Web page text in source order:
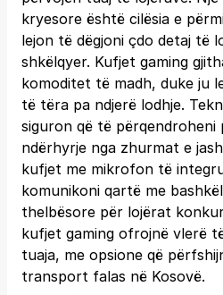
kryesore është cilësia e
lejon të dëgjoni çdo detaj të
shkëlqyer. Kufjet gaming
komoditet të madh, duke ju
të tëra pa ndjerë lodhje.
siguron që të përqendroheni
ndërhyrje nga zhurmat e
kufjet me mikrofon të
komunikoni qartë me
thelbësore për lojërat
kufjet gaming ofrojnë vlerë
tuaja, me opsione që
transport falas në Kosovë.